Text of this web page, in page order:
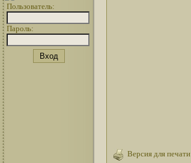
Пользователь:
Пароль:
Версия для печати